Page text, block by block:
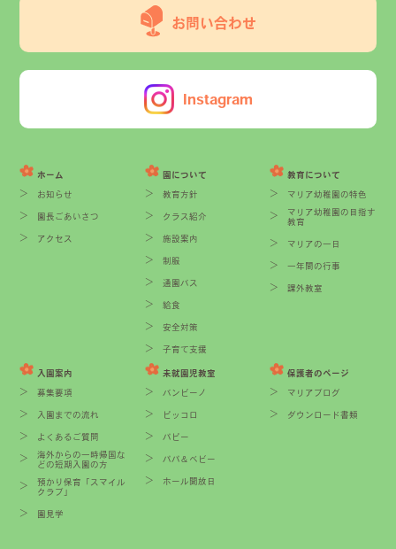
お問い合わせ
Instagram
ホーム
お知らせ
園長ごあいさつ
アクセス
園について
教育方針
クラス紹介
施設案内
制服
通園バス
給食
安全対策
子育て支援
教育について
マリア幼稚園の特色
マリア幼稚園の目指す
教育
マリアの一日
一年間の行事
課外教室
入園案内
募集要項
入園までの流れ
よくあるご質問
海外からの一時帰国な
どの短期入園の方
預かり保育「スマイル
クラブ」
園見学
未就園児教室
バンビーノ
ピッコロ
パピー
パパ＆ベビー
ホール開放日
保護者のページ
マリアブログ
ダウンロード書類